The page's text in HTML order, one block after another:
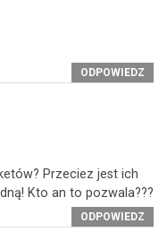
ODPOWIEDZ
Przeciez jest ich
Kto an to pozwala???
ODPOWIEDZ